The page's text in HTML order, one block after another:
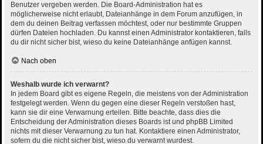
Benutzer vergeben werden. Die Board-Administration hat es
möglicherweise nicht erlaubt, Dateianhänge in dem Forum anzufügen, in
dem du deinen Beitrag verfassen möchtest, oder nur bestimmte Gruppen
dürfen Dateien hochladen. Du kannst einen Administrator kontaktieren, falls
du dir nicht sicher bist, wieso du keine Dateianhänge anfügen kannst.
Nach oben
Weshalb wurde ich verwarnt?
In jedem Board gibt es eigene Regeln, die meistens von der Administration
festgelegt werden. Wenn du gegen eine dieser Regeln verstoßen hast,
kann sie dir eine Verwarnung erteilen. Bitte beachte, dass dies die
Entscheidung der Administration dieses Boards ist und phpBB Limited
nichts mit dieser Verwarnung zu tun hat. Kontaktiere einen Administrator,
sofern du die nicht sicher bist, wieso du verwarnt wurdest.